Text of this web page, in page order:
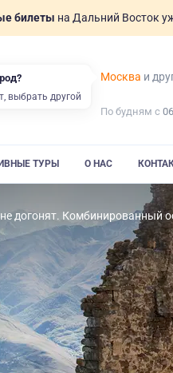
билеты на Дальний Восток
Москва и
По будням с 06
ТУРЫ О НАС
догонят. Комбинированный
выбрать другой